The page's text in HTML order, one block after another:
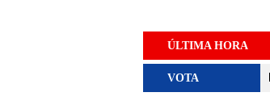
ÚLTIMA HORA
VOTA